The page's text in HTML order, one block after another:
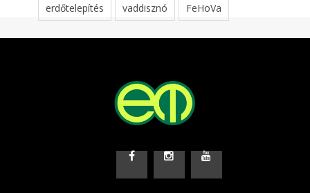
erdőtelepítés vaddisznó FeHoVa